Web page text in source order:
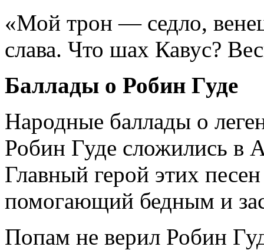
«Мой трон — седло,
слава. Что шах Кавус?
Баллады о Робин Гуде
Народные баллады о
Робин Гуде сло­жились в
Главный герой этих
помогающий бедным и
Попам не верил Робин